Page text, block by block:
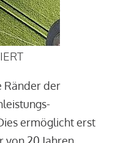
Ränder der
ermöglicht erst